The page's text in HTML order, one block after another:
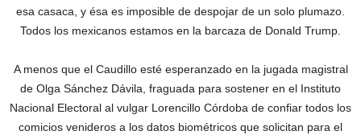
esa casaca, y ésa es imposible de despojar de un solo plumazo.‎
Todos los mexicanos estamos en la barcaza de Donald Trump.
A menos que el Caudillo esté esperanzado en la jugada magistral
de Olga Sánchez Dávila, fraguada para sostener en el Instituto
Nacional Electoral al vulgar Lorencillo Córdoba de confiar todos los
comicios venideros a los datos biométricos que solicitan para el